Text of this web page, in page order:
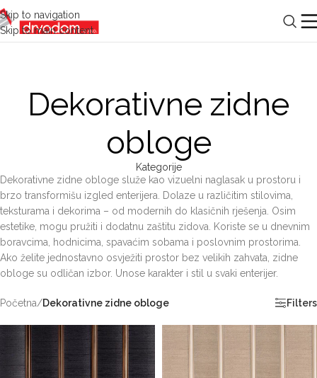
Skip to navigation
Skip to main content
Dekorativne zidne
obloge
Kategorije
Dekorativne zidne obloge služe kao vizuelni naglasak u prostoru i
brzo transformišu izgled enterijera. Dolaze u različitim stilovima,
teksturama i dekorima – od modernih do klasičnih rješenja. Osim
estetike, mogu pružiti i dodatnu zaštitu zidova. Koriste se u dnevnim
boravcima, hodnicima, spavaćim sobama i poslovnim prostorima.
Ako želite jednostavno osvježiti prostor bez velikih zahvata, zidne
obloge su odličan izbor. Unose karakter i stil u svaki enterijer.
Početna/Dekorativne zidne obloge Filters